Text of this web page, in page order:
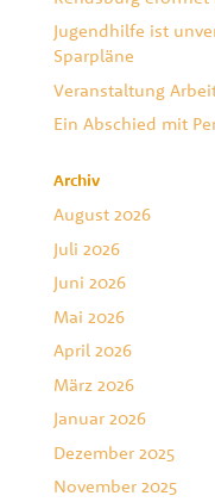
Jugendhilfe ist
Sparpläne
Veranstaltung
Ein Abschied mit
Archiv
August 2026
Juli 2026
Juni 2026
Mai 2026
April 2026
März 2026
Januar 2026
Dezember 2025
November 2025